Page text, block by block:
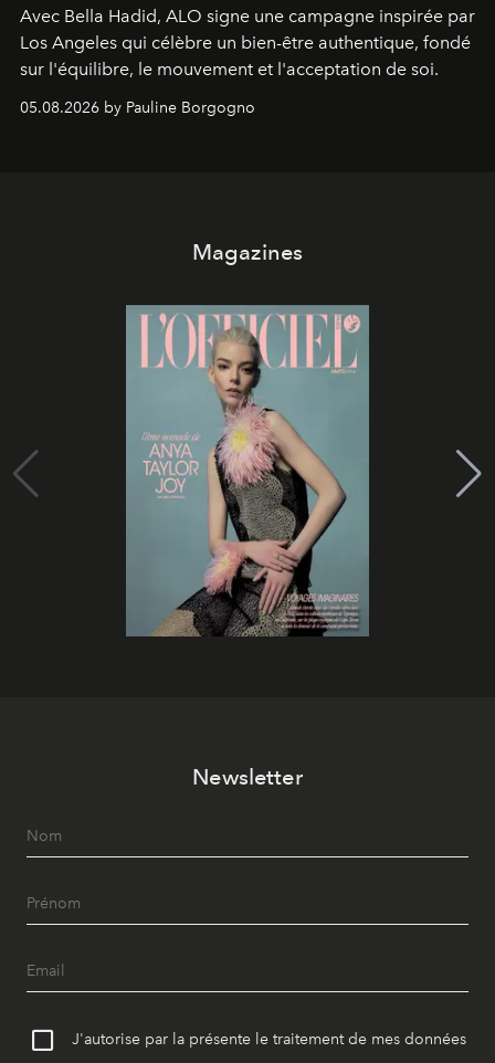
Avec Bella Hadid, ALO signe une campagne inspirée par
Los Angeles qui célèbre un bien-être authentique, fondé
sur l'équilibre, le mouvement et l'acceptation de soi.
05.08.2026 by Pauline Borgogno
Magazines
Newsletter
J'autorise par la présente le traitement de mes données